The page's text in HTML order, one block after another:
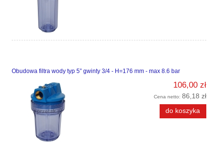
Obudowa filtra wody typ 5” gwinty 3/4 - H=176 mm - max 8.6 bar
106,00 zł
Cena netto: 86,18 zł
do koszyka